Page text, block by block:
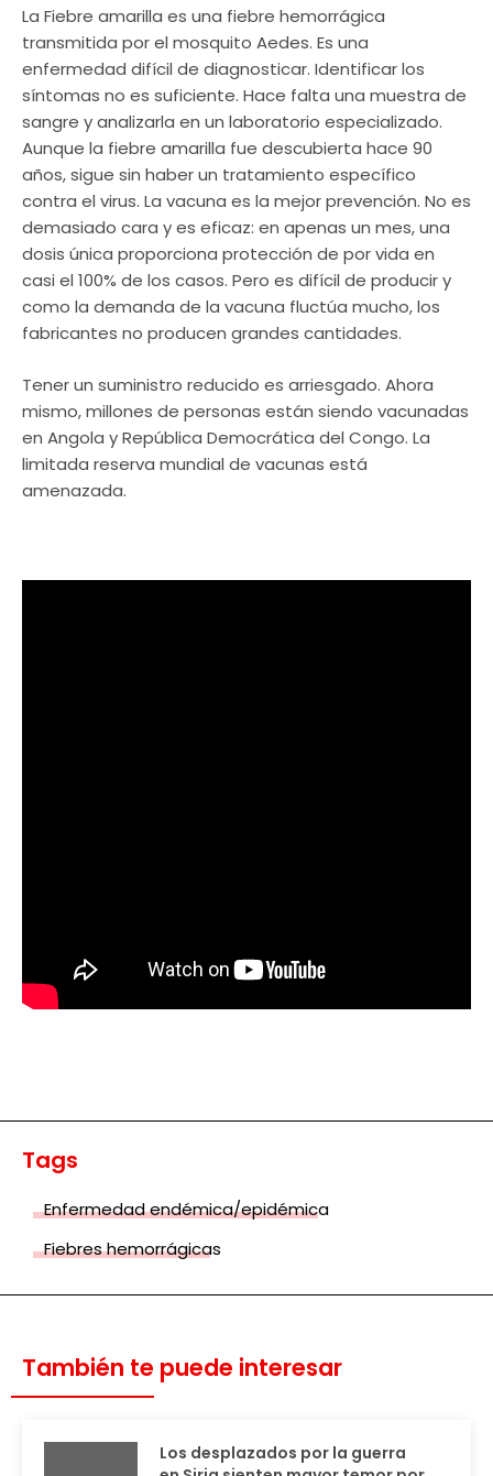
La Fiebre amarilla es una fiebre hemorrágica
transmitida por el mosquito Aedes. Es una
enfermedad difícil de diagnosticar. Identificar los
síntomas no es suficiente. Hace falta una muestra de
sangre y analizarla en un laboratorio especializado.
Aunque la fiebre amarilla fue descubierta hace 90
años, sigue sin haber un tratamiento específico
contra el virus. La vacuna es la mejor prevención. No es
demasiado cara y es eficaz: en apenas un mes, una
dosis única proporciona protección de por vida en
casi el 100% de los casos. Pero es difícil de producir y
como la demanda de la vacuna fluctúa mucho, los
fabricantes no producen grandes cantidades.
Tener un suministro reducido es arriesgado. Ahora
mismo, millones de personas están siendo vacunadas
en Angola y República Democrática del Congo. La
limitada reserva mundial de vacunas está
amenazada.
Tags
Enfermedad endémica/epidémica
Fiebres hemorrágicas
También te puede interesar
Los desplazados por la guerra